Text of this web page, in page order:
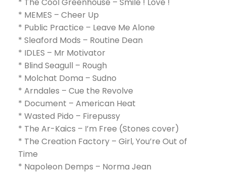
* MEMES – Cheer Up
* Public Practice – Leave Me Alone
* Sleaford Mods – Routine Dean
* IDLES – Mr Motivator
* Blind Seagull – Rough
* Molchat Doma – Sudno
* Arndales – Cue the Revolve
* Document – American Heat
* Wasted Pido – Firepussy
* The Ar-Kaics – I’m Free (Stones cover)
* The Creation Factory – Girl, You’re Out of
Time
* Napoleon Demps – Norma Jean